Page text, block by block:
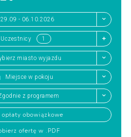
29.09 - 06.10.2026
Uczestnicy
miasto wyjazdu
Miejsce w pokoju
z programem
obowiązkowe
ofertę w .PDF